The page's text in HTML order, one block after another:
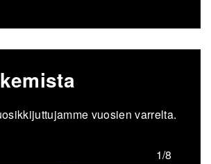
vuosien varrelta.
1/8